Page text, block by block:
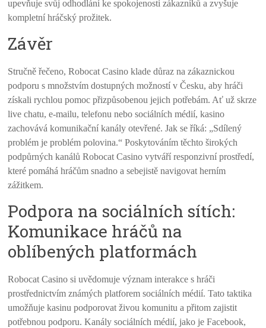
upevňuje svůj odhodlání ke spokojenosti zákazníků a zvyšuje
kompletní hráčský prožitek.
Závěr
Stručně řečeno, Robocat Casino klade důraz na zákaznickou
podporu s množstvím dostupných možností v Česku, aby hráči
získali rychlou pomoc přizpůsobenou jejich potřebám. Ať už skrze
live chatu, e-mailu, telefonu nebo sociálních médií, kasino
zachovává komunikační kanály otevřené. Jak se říká: „Sdílený
problém je problém polovina.“ Poskytováním těchto širokých
podpůrných kanálů Robocat Casino vytváří responzivní prostředí,
které pomáhá hráčům snadno a sebejistě navigovat herním
zážitkem.
Podpora na sociálních sítích:
Komunikace hráčů na
oblíbených platformách
Robocat Casino si uvědomuje význam interakce s hráči
prostřednictvím známých platforem sociálních médií. Tato taktika
umožňuje kasinu podporovat živou komunitu a přitom zajistit
potřebnou podporu. Kanály sociálních médií, jako je Facebook,